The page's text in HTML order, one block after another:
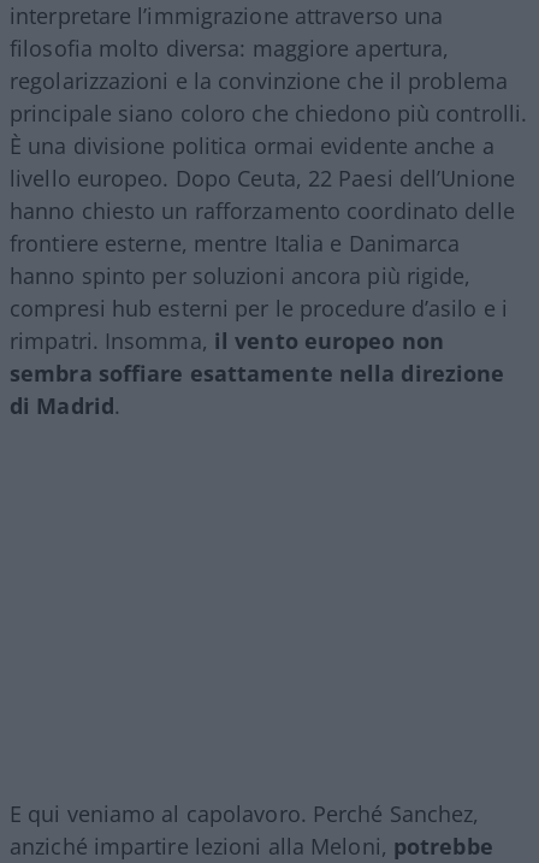
interpretare l’immigrazione attraverso una
filosofia molto diversa: maggiore apertura,
regolarizzazioni e la convinzione che il problema
principale siano coloro che chiedono più controlli.
È una divisione politica ormai evidente anche a
livello europeo. Dopo Ceuta, 22 Paesi dell’Unione
hanno chiesto un rafforzamento coordinato delle
frontiere esterne, mentre Italia e Danimarca
hanno spinto per soluzioni ancora più rigide,
compresi hub esterni per le procedure d’asilo e i
rimpatri. Insomma, il vento europeo non
sembra soffiare esattamente nella direzione
di Madrid.
E qui veniamo al capolavoro. Perché Sanchez,
anziché impartire lezioni alla Meloni, potrebbe